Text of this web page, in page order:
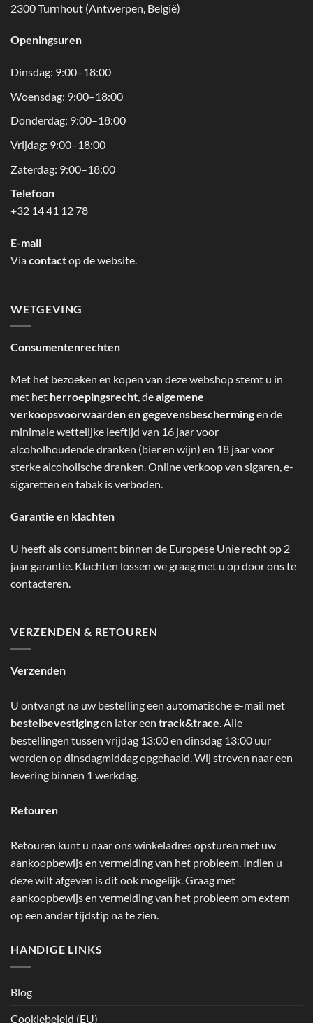
2300 Turnhout (Antwerpen, België)
Openingsuren
Dinsdag: 9:00–18:00
Woensdag: 9:00–18:00
Donderdag: 9:00–18:00
Vrijdag: 9:00–18:00
Zaterdag: 9:00–18:00
Telefoon
+32 14 41 12 78
E-mail
Viacontactop de website.
WETGEVING
Consumentenrechten
Met het bezoeken en kopen van deze webshop stemt u in
met het herroepingsrecht, dealgemene
verkoopsvoorwaarden en gegevensbeschermingen de
minimale wettelijke leeftijd van 16 jaar voor
alcoholhoudende dranken (bier en wijn) en 18 jaar voor
sterke alcoholische dranken. Online verkoop van sigaren, e-
sigaretten en tabak is verboden.
Garantie en klachten
U heeft als consument binnen de Europese Unie recht op 2
jaar garantie. Klachten lossen we graag met u op door ons te
contacteren.
VERZENDEN & RETOUREN
Verzenden
U ontvangt na uw bestelling een automatische e-mail met
bestelbevestigingen later een track&trace. Alle
bestellingen tussen vrijdag 13:00 en dinsdag 13:00 uur
worden op dinsdagmiddag opgehaald. Wij streven naar een
levering binnen 1 werkdag.
Retouren
Retouren kunt u naar ons winkeladres opsturen met uw
aankoopbewijs en vermelding van het probleem. Indien u
deze wilt afgeven is dit ook mogelijk. Graag met
aankoopbewijs en vermelding van het probleem om extern
op een ander tijdstip na te zien.
HANDIGE LINKS
Blog
Cookiebeleid (EU)